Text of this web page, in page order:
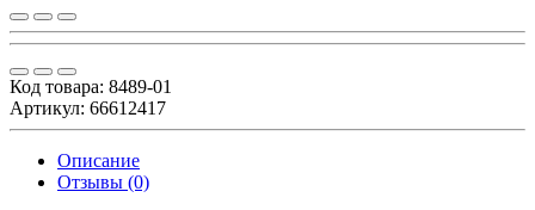
Код товара: 8489-01
Артикул: 66612417
Описание
Отзывы (0)